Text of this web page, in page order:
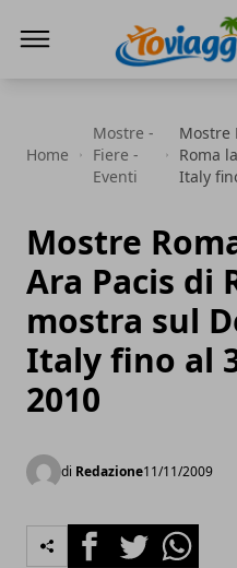
Home
Mostre -
Fiere -
Eventi
Mostre
Roma
Italy
Mostre
Ara Pacis di
mostra sul
Italy fino al
2010
di Redazione11/11/2009
FacebookTwitterWhatsapp